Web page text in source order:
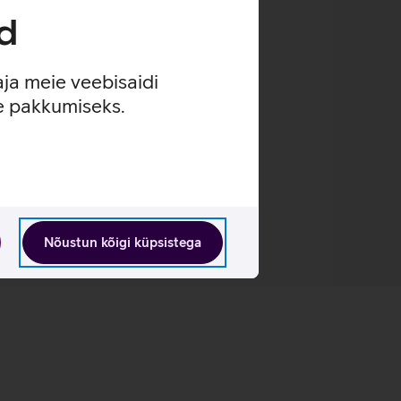
meie veebisaidi
pakkumiseks.
Nõustun kõigi küpsistega